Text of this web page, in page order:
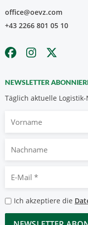
office@oevz.com
+43 2266 801 05 10
NEWSLETTER
Täglich aktuelle
Nachname
Mail
*
*
Ich akzeptiere die
CAPTCHA